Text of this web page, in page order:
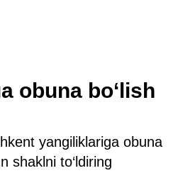
obuna bo‘lish
yangiliklariga obuna
shaklni to‘ldiring